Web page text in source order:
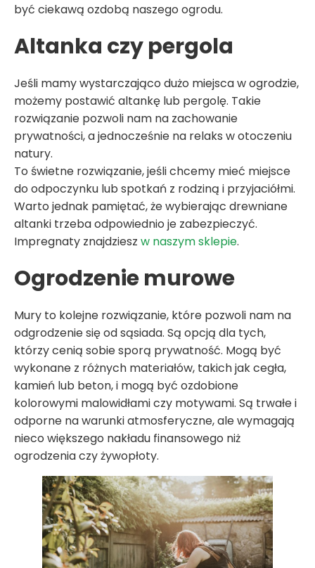
być ciekawą ozdobą naszego ogrodu.
Altanka czy pergola
Jeśli mamy wystarczająco dużo miejsca w ogrodzie,
możemy postawić altankę lub pergolę. Takie
rozwiązanie pozwoli nam na zachowanie
prywatności, a jednocześnie na relaks w otoczeniu
natury.
To świetne rozwiązanie, jeśli chcemy mieć miejsce
do odpoczynku lub spotkań z rodziną i przyjaciółmi.
Warto jednak pamiętać, że wybierając drewniane
altanki trzeba odpowiednio je zabezpieczyć.
Impregnaty znajdziesz w naszym sklepie.
Ogrodzenie murowe
Mury to kolejne rozwiązanie, które pozwoli nam na
odgrodzenie się od sąsiada. Są opcją dla tych,
którzy cenią sobie sporą prywatność. Mogą być
wykonane z różnych materiałów, takich jak cegła,
kamień lub beton, i mogą być ozdobione
kolorowymi malowidłami czy motywami. Są trwałe i
odporne na warunki atmosferyczne, ale wymagają
nieco większego nakładu finansowego niż
ogrodzenia czy żywopłoty.